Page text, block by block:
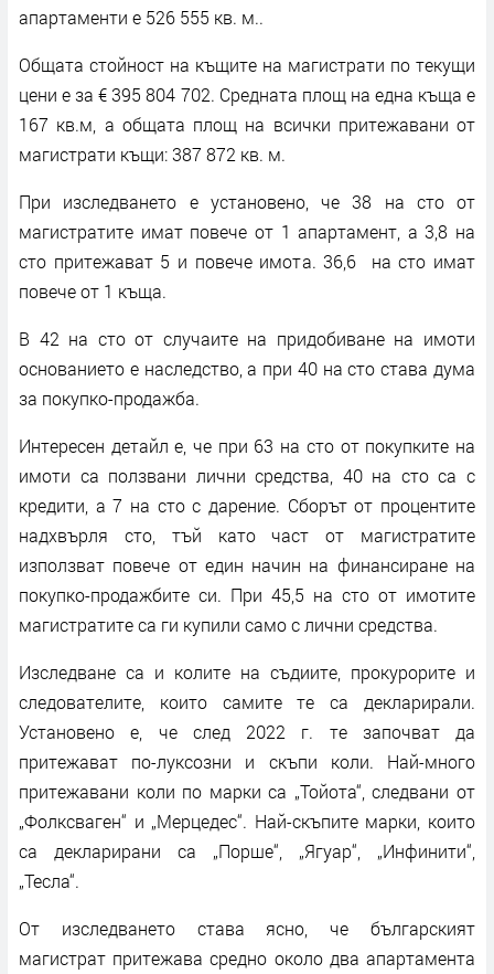
апартаменти е 526 555 кв. м..
Общата стойност на къщите на магистрати по текущи
цени е за € 395 804 702. Средната площ на една къща е
167 кв.м, а общата площ на всички притежавани от
магистрати къщи: 387 872 кв. м.
При изследването е установено, че 38 на сто от
магистратите имат повече от 1 апартамент, а 3,8 на
сто притежават 5 и повече имота. 36,6 на сто имат
повече от 1 къща.
В 42 на сто от случаите на придобиване на имоти
основанието е наследство, а при 40 на сто става дума
за покупко-продажба.
Интересен детайл е, че при 63 на сто от покупките на
имоти са ползвани лични средства, 40 на сто са с
кредити, а 7 на сто с дарение. Сборът от процентите
надхвърля сто, тъй като част от магистратите
използват повече от един начин на финансиране на
покупко-продажбите си. При 45,5 на сто от имотите
магистратите са ги купили само с лични средства.
Изследване са и колите на съдиите, прокурорите и
следователите, които самите те са декларирали.
Установено е, че след 2022 г. те започват да
притежават по-луксозни и скъпи коли. Най-много
притежавани коли по марки са „Тойота“, следвани от
„Фолксваген“ и „Мерцедес“. Най-скъпите марки, които
са декларирани са „Порше“, „Ягуар“, „Инфинити“,
„Тесла“.
От изследването става ясно, че българският
магистрат притежава средно около два апартамента